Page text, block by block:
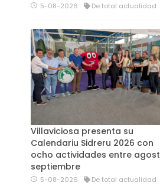
5-08-2026 De total actualidad
Villaviciosa presenta su
Calendariu Sidreru 2026 con
ocho actividades entre
septiembre
5-08-2026 De total actualidad